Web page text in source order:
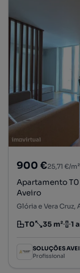
900 €25,71 €/m²
Apartamento
Aveiro
Glória e Vera Cruz,
Tipologia
T0
Preço por metro
35 m²
Andar 1
SOLUÇÕES
Profissional